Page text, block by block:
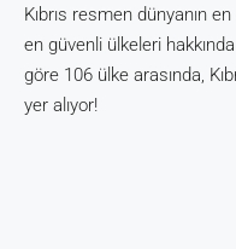
Kıbrıs resmen dünyanın
en güvenli ülkeleri
göre 106 ülke arasında,
yer alıyor!